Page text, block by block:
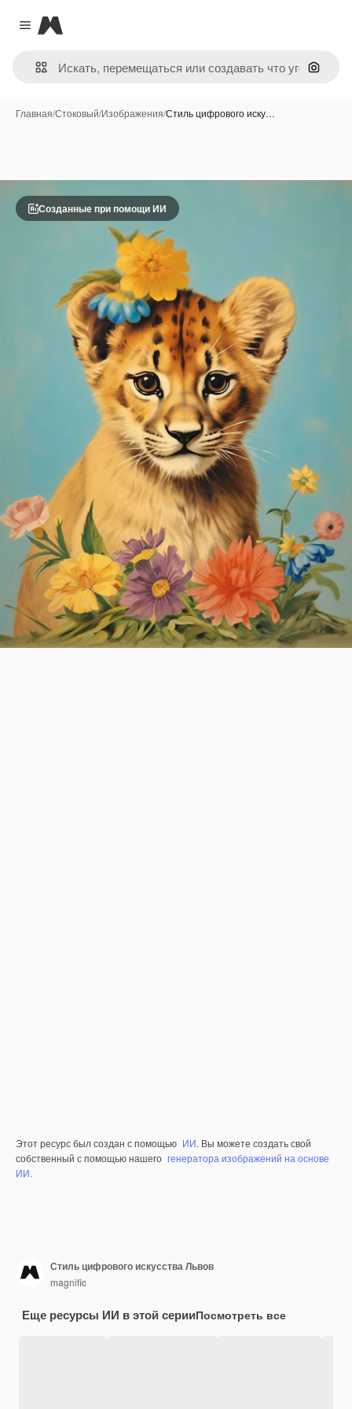
Close menu
Magnific
Поиск
Главная/Стоковый/Изображения/Стиль цифрового иску…
Созданные при помощи ИИ
Этот ресурс был создан с помощью ИИ. Вы можете создать свой
собственный с помощью нашего генератора изображений на основе
ИИ.
Стиль цифрового искусства Львов
magnific
Еще ресурсы ИИ в этой серииПосмотреть все